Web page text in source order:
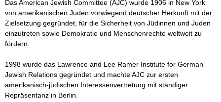
Das American Jewish Committee (AJC) wurde 1906 in New York
von amerikanischen Juden vorwiegend deutscher Herkunft mit der
Zielsetzung gegründet, für die Sicherheit von Jüdinnen und Juden
einzutreten sowie Demokratie und Menschenrechte weltweit zu
fördern.
1998 wurde das Lawrence and Lee Ramer Institute for German-
Jewish Relations gegründet und machte AJC zur ersten
amerikanisch-jüdischen Interessenvertretung mit ständiger
Repräsentanz in Berlin.